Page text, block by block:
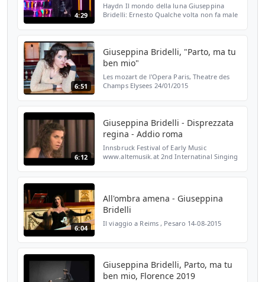
4:29
Haydn Il mondo della luna Giuseppina
Bridelli: Ernesto Qualche volta non fa male
6:51
Giuseppina Bridelli, "Parto, ma tu
ben mio"
Les mozart de l'Opera Paris, Theatre des
Champs Elysees 24/01/2015
6:12
Giuseppina Bridelli - Disprezzata
regina - Addio roma
Innsbruck Festival of Early Music
www.altemusik.at 2nd Internatinal Singing
6:04
All'ombra amena - Giuseppina
Bridelli
Il viaggio a Reims , Pesaro 14-08-2015
Giuseppina Bridelli, Parto, ma tu
ben mio, Florence 2019